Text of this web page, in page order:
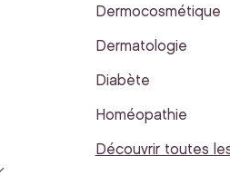
Dermocosmétique
Dermatologie
Diabète
Homéopathie
Découvrir toutes